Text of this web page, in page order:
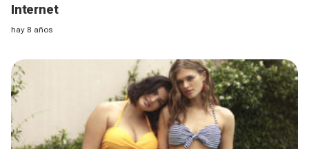
Internet
hay 8 años